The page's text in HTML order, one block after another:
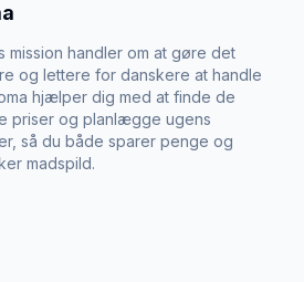
mission handler om at gøre det
og lettere for danskere at handle
hjælper dig med at finde de
priser og planlægge ugens
så du både sparer penge og
madspild.